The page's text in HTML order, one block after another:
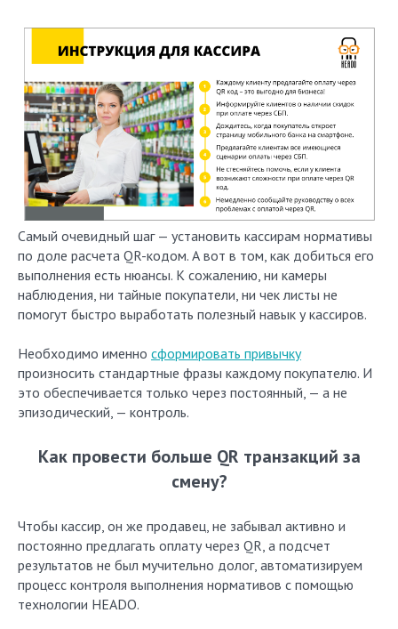
Самый очевидный шаг — установить кассирам нормативы
по доле расчета QR-кодом. А вот в том, как добиться его
выполнения есть нюансы. К сожалению, ни камеры
наблюдения, ни тайные покупатели, ни чек листы не
помогут быстро выработать полезный навык у кассиров.
Необходимо именно сформировать привычку
произносить стандартные фразы каждому покупателю. И
это обеспечивается только через постоянный, — а не
эпизодический, — контроль.
Как провести больше QR транзакций за
смену?
Чтобы кассир, он же продавец, не забывал активно и
постоянно предлагать оплату через QR, а подсчет
результатов не был мучительно долог, автоматизируем
процесс контроля выполнения нормативов с помощью
технологии HEADO.